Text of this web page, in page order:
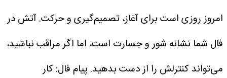
امروز روزی است برای آغاز، تصمیم‌گیری و حرکت. آتش در
فال شما نشانه شور و جسارت است، اما اگر مراقب نباشید،
می‌تواند کنترلش را از دست بدهید. پیام فال: کار